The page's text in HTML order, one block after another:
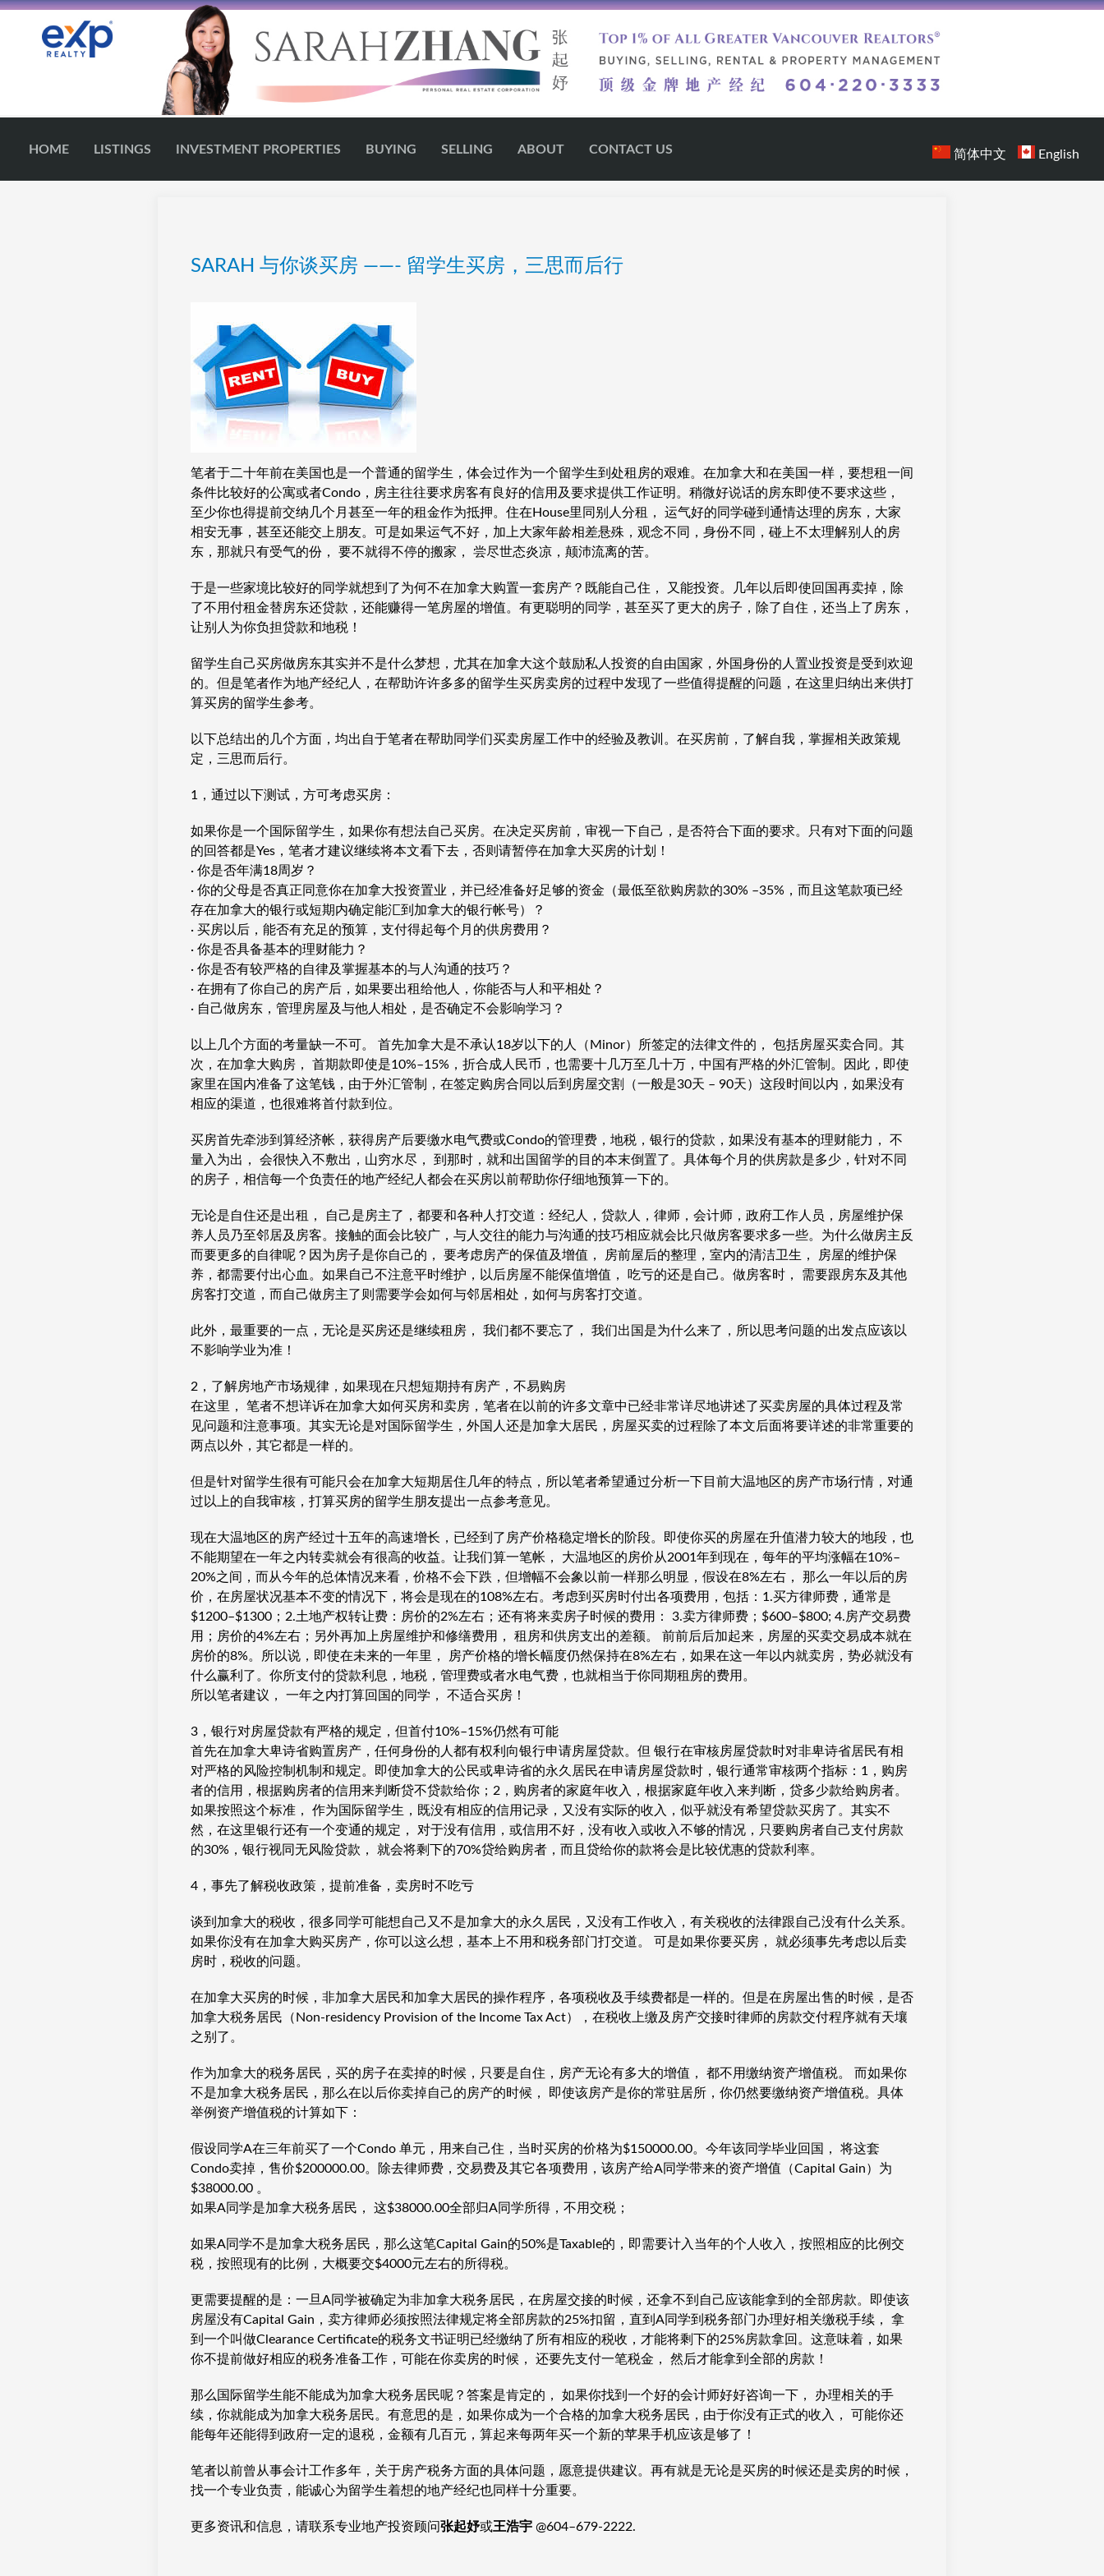
HOME LISTINGS INVESTMENT PROPERTIES BUYING SELLING ABOUT CONTACT US 简体中文 English
SARAH 与你谈买房 ——- 留学生买房，三思而后行
笔者于二十年前在美国也是一个普通的留学生，体会过作为一个留学生到处租房的艰难。在加拿大和在美国一样，要想租一间
条件比较好的公寓或者Condo，房主往往要求房客有良好的信用及要求提供工作证明。稍微好说话的房东即使不要求这些，
至少你也得提前交纳几个月甚至一年的租金作为抵押。住在House里同别人分租， 运气好的同学碰到通情达理的房东，大家
相安无事，甚至还能交上朋友。可是如果运气不好，加上大家年龄相差悬殊，观念不同，身份不同，碰上不太理解别人的房
东，那就只有受气的份， 要不就得不停的搬家， 尝尽世态炎凉，颠沛流离的苦。
于是一些家境比较好的同学就想到了为何不在加拿大购置一套房产？既能自己住， 又能投资。几年以后即使回国再卖掉，除
了不用付租金替房东还贷款，还能赚得一笔房屋的增值。有更聪明的同学，甚至买了更大的房子，除了自住，还当上了房东，
让别人为你负担贷款和地税！
留学生自己买房做房东其实并不是什么梦想，尤其在加拿大这个鼓励私人投资的自由国家，外国身份的人置业投资是受到欢迎
的。但是笔者作为地产经纪人，在帮助许许多多的留学生买房卖房的过程中发现了一些值得提醒的问题，在这里归纳出来供打
算买房的留学生参考。
以下总结出的几个方面，均出自于笔者在帮助同学们买卖房屋工作中的经验及教训。在买房前，了解自我，掌握相关政策规
定，三思而后行。
1，通过以下测试，方可考虑买房：
如果你是一个国际留学生，如果你有想法自己买房。在决定买房前，审视一下自己，是否符合下面的要求。只有对下面的问题
的回答都是Yes，笔者才建议继续将本文看下去，否则请暂停在加拿大买房的计划！
· 你是否年满18周岁？
· 你的父母是否真正同意你在加拿大投资置业，并已经准备好足够的资金（最低至欲购房款的30% –35%，而且这笔款项已经
存在加拿大的银行或短期内确定能汇到加拿大的银行帐号）？
· 买房以后，能否有充足的预算，支付得起每个月的供房费用？
· 你是否具备基本的理财能力？
· 你是否有较严格的自律及掌握基本的与人沟通的技巧？
· 在拥有了你自己的房产后，如果要出租给他人，你能否与人和平相处？
· 自己做房东，管理房屋及与他人相处，是否确定不会影响学习？
以上几个方面的考量缺一不可。 首先加拿大是不承认18岁以下的人（Minor）所签定的法律文件的， 包括房屋买卖合同。其
次，在加拿大购房， 首期款即使是10%–15%，折合成人民币，也需要十几万至几十万，中国有严格的外汇管制。因此，即使
家里在国内准备了这笔钱，由于外汇管制，在签定购房合同以后到房屋交割（一般是30天 – 90天）这段时间以内，如果没有
相应的渠道，也很难将首付款到位。
买房首先牵涉到算经济帐，获得房产后要缴水电气费或Condo的管理费，地税，银行的贷款，如果没有基本的理财能力， 不
量入为出， 会很快入不敷出，山穷水尽， 到那时，就和出国留学的目的本末倒置了。具体每个月的供房款是多少，针对不同
的房子，相信每一个负责任的地产经纪人都会在买房以前帮助你仔细地预算一下的。
无论是自住还是出租， 自己是房主了，都要和各种人打交道：经纪人，贷款人，律师，会计师，政府工作人员，房屋维护保
养人员乃至邻居及房客。接触的面会比较广，与人交往的能力与沟通的技巧相应就会比只做房客要求多一些。为什么做房主反
而要更多的自律呢？因为房子是你自己的， 要考虑房产的保值及增值， 房前屋后的整理，室内的清洁卫生， 房屋的维护保
养，都需要付出心血。如果自己不注意平时维护，以后房屋不能保值增值， 吃亏的还是自己。做房客时， 需要跟房东及其他
房客打交道，而自己做房主了则需要学会如何与邻居相处，如何与房客打交道。
此外，最重要的一点，无论是买房还是继续租房， 我们都不要忘了， 我们出国是为什么来了，所以思考问题的出发点应该以
不影响学业为准！
2，了解房地产市场规律，如果现在只想短期持有房产，不易购房
在这里， 笔者不想详诉在加拿大如何买房和卖房，笔者在以前的许多文章中已经非常详尽地讲述了买卖房屋的具体过程及常
见问题和注意事项。其实无论是对国际留学生，外国人还是加拿大居民，房屋买卖的过程除了本文后面将要详述的非常重要的
两点以外，其它都是一样的。
但是针对留学生很有可能只会在加拿大短期居住几年的特点，所以笔者希望通过分析一下目前大温地区的房产市场行情，对通
过以上的自我审核，打算买房的留学生朋友提出一点参考意见。
现在大温地区的房产经过十五年的高速增长，已经到了房产价格稳定增长的阶段。即使你买的房屋在升值潜力较大的地段，也
不能期望在一年之内转卖就会有很高的收益。让我们算一笔帐， 大温地区的房价从2001年到现在，每年的平均涨幅在10%–
20%之间，而从今年的总体情况来看，价格不会下跌，但增幅不会象以前一样那么明显，假设在8%左右， 那么一年以后的房
价，在房屋状况基本不变的情况下，将会是现在的108%左右。考虑到买房时付出各项费用，包括：1.买方律师费，通常是
$1200–$1300；2.土地产权转让费：房价的2%左右；还有将来卖房子时候的费用： 3.卖方律师费；$600–$800; 4.房产交易费
用；房价的4%左右；另外再加上房屋维护和修缮费用， 租房和供房支出的差额。 前前后后加起来，房屋的买卖交易成本就在
房价的8%。所以说，即使在未来的一年里， 房产价格的增长幅度仍然保持在8%左右，如果在这一年以内就卖房，势必就没有
什么赢利了。你所支付的贷款利息，地税，管理费或者水电气费，也就相当于你同期租房的费用。
所以笔者建议， 一年之内打算回国的同学， 不适合买房！
3，银行对房屋贷款有严格的规定，但首付10%–15%仍然有可能
首先在加拿大卑诗省购置房产，任何身份的人都有权利向银行申请房屋贷款。但 银行在审核房屋贷款时对非卑诗省居民有相
对严格的风险控制机制和规定。即使加拿大的公民或卑诗省的永久居民在申请房屋贷款时，银行通常审核两个指标：1，购房
者的信用，根据购房者的信用来判断贷不贷款给你；2，购房者的家庭年收入，根据家庭年收入来判断，贷多少款给购房者。
如果按照这个标准， 作为国际留学生，既没有相应的信用记录，又没有实际的收入，似乎就没有希望贷款买房了。其实不
然，在这里银行还有一个变通的规定， 对于没有信用，或信用不好，没有收入或收入不够的情况，只要购房者自己支付房款
的30%，银行视同无风险贷款， 就会将剩下的70%贷给购房者，而且贷给你的款将会是比较优惠的贷款利率。
4，事先了解税收政策，提前准备，卖房时不吃亏
谈到加拿大的税收，很多同学可能想自己又不是加拿大的永久居民，又没有工作收入，有关税收的法律跟自己没有什么关系。
如果你没有在加拿大购买房产，你可以这么想，基本上不用和税务部门打交道。 可是如果你要买房， 就必须事先考虑以后卖
房时，税收的问题。
在加拿大买房的时候，非加拿大居民和加拿大居民的操作程序，各项税收及手续费都是一样的。但是在房屋出售的时候，是否
加拿大税务居民（Non-residency Provision of the Income Tax Act），在税收上缴及房产交接时律师的房款交付程序就有天壤
之别了。
作为加拿大的税务居民，买的房子在卖掉的时候，只要是自住，房产无论有多大的增值， 都不用缴纳资产增值税。 而如果你
不是加拿大税务居民，那么在以后你卖掉自己的房产的时候， 即使该房产是你的常驻居所，你仍然要缴纳资产增值税。具体
举例资产增值税的计算如下：
假设同学A在三年前买了一个Condo 单元，用来自己住，当时买房的价格为$150000.00。今年该同学毕业回国， 将这套
Condo卖掉，售价$200000.00。除去律师费，交易费及其它各项费用，该房产给A同学带来的资产增值（Capital Gain）为
$38000.00 。
如果A同学是加拿大税务居民， 这$38000.00全部归A同学所得，不用交税；
如果A同学不是加拿大税务居民，那么这笔Capital Gain的50%是Taxable的，即需要计入当年的个人收入，按照相应的比例交
税，按照现有的比例，大概要交$4000元左右的所得税。
更需要提醒的是：一旦A同学被确定为非加拿大税务居民，在房屋交接的时候，还拿不到自己应该能拿到的全部房款。即使该
房屋没有Capital Gain，卖方律师必须按照法律规定将全部房款的25%扣留，直到A同学到税务部门办理好相关缴税手续， 拿
到一个叫做Clearance Certificate的税务文书证明已经缴纳了所有相应的税收，才能将剩下的25%房款拿回。这意味着，如果
你不提前做好相应的税务准备工作，可能在你卖房的时候， 还要先支付一笔税金， 然后才能拿到全部的房款！
那么国际留学生能不能成为加拿大税务居民呢？答案是肯定的， 如果你找到一个好的会计师好好咨询一下， 办理相关的手
续，你就能成为加拿大税务居民。有意思的是，如果你成为一个合格的加拿大税务居民，由于你没有正式的收入， 可能你还
能每年还能得到政府一定的退税，金额有几百元，算起来每两年买一个新的苹果手机应该是够了！
笔者以前曾从事会计工作多年，关于房产税务方面的具体问题，愿意提供建议。再有就是无论是买房的时候还是卖房的时候，
找一个专业负责，能诚心为留学生着想的地产经纪也同样十分重要。
更多资讯和信息，请联系专业地产投资顾问 张起妤或王浩宇 @604–679-2222.